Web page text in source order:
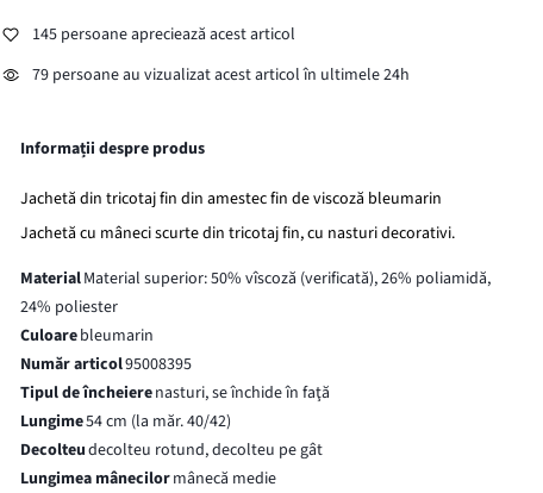
145 persoane apreciează acest articol
79 persoane au vizualizat acest articol în ultimele 24h
Informații despre produs
Jachetă din tricotaj fin din amestec fin de viscoză bleumarin
Jachetă cu mâneci scurte din tricotaj fin, cu nasturi decorativi.
MaterialMaterial superior: 50% vîscoză (verificată), 26% poliamidă,
24% poliester
Culoarebleumarin
Număr articol95008395
Tipul de încheierenasturi, se închide în faţă
Lungime54 cm (la măr. 40/42)
Decolteudecolteu rotund, decolteu pe gât
Lungimea mânecilormânecă medie